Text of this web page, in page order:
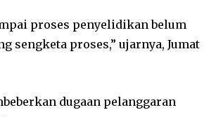
proses penyelidikan belum
sengketa proses,” ujarnya, Jumat
dugaan pelanggaran